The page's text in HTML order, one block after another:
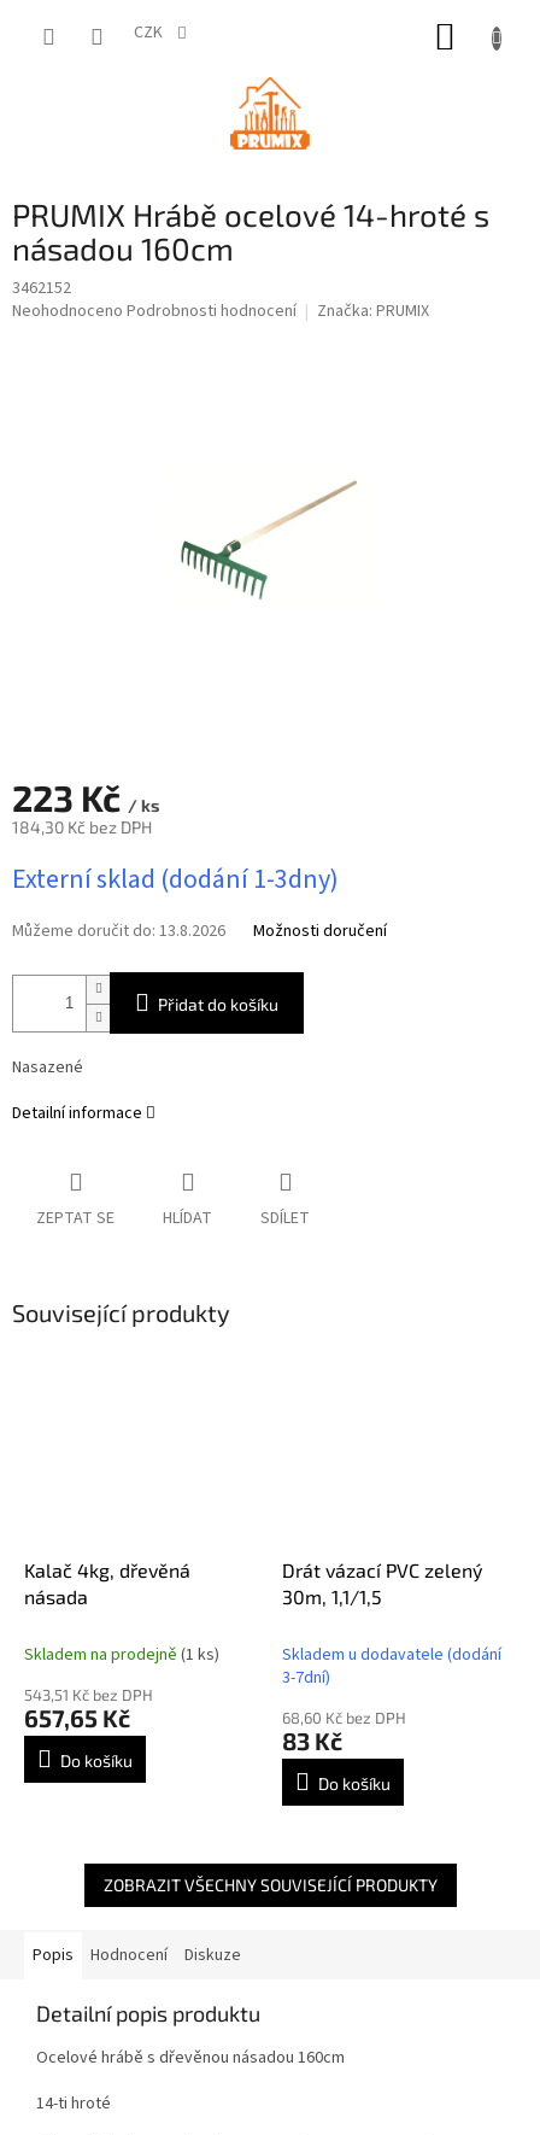
CZK
PRUMIX Hrábě ocelové 14-hroté s
násadou 160cm
3462152
Průměrné
Neohodnoceno Podrobnosti hodnocení Značka: PRUMIX
223 Kč / ks
184,30 Kč bez DPH
cena:
Externí sklad (dodání 1-3dny)
Můžeme doručit do: 13.8.2026 Možnosti doručení
Přidat do košíku
Nasazené
Detailní informace
ZEPTAT SE HLÍDAT SDÍLET
Související produkty
Kalač 4kg, dřevěná
násada
Skladem na prodejně (1 ks)
543,51 Kč bez DPH
657,65 Kč
Do košíku
Drát vázací PVC zelený
30m, 1,1/1,5
Skladem u dodavatele (dodání
3-7dní)
68,60 Kč bez DPH
83 Kč
Do košíku
ZOBRAZIT VŠECHNY SOUVISEJÍCÍ PRODUKTY
Popis Hodnocení Diskuze
Detailní popis produktu
Ocelové hrábě s dřevěnou násadou 160cm
14-ti hroté